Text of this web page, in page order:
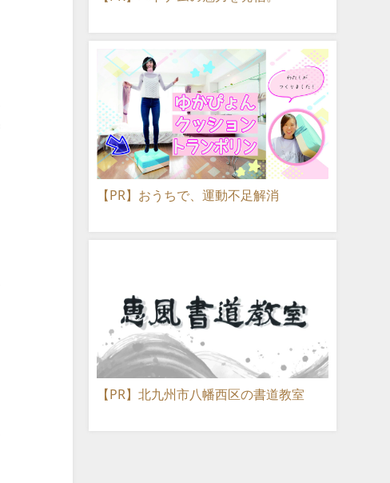
【PR】おうちで、運動不足解消
【PR】北九州市八幡西区の書道教室